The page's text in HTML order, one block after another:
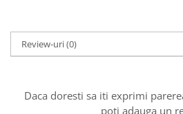
Review-uri(0)
Daca doresti sa iti exprimi
poti adauga un